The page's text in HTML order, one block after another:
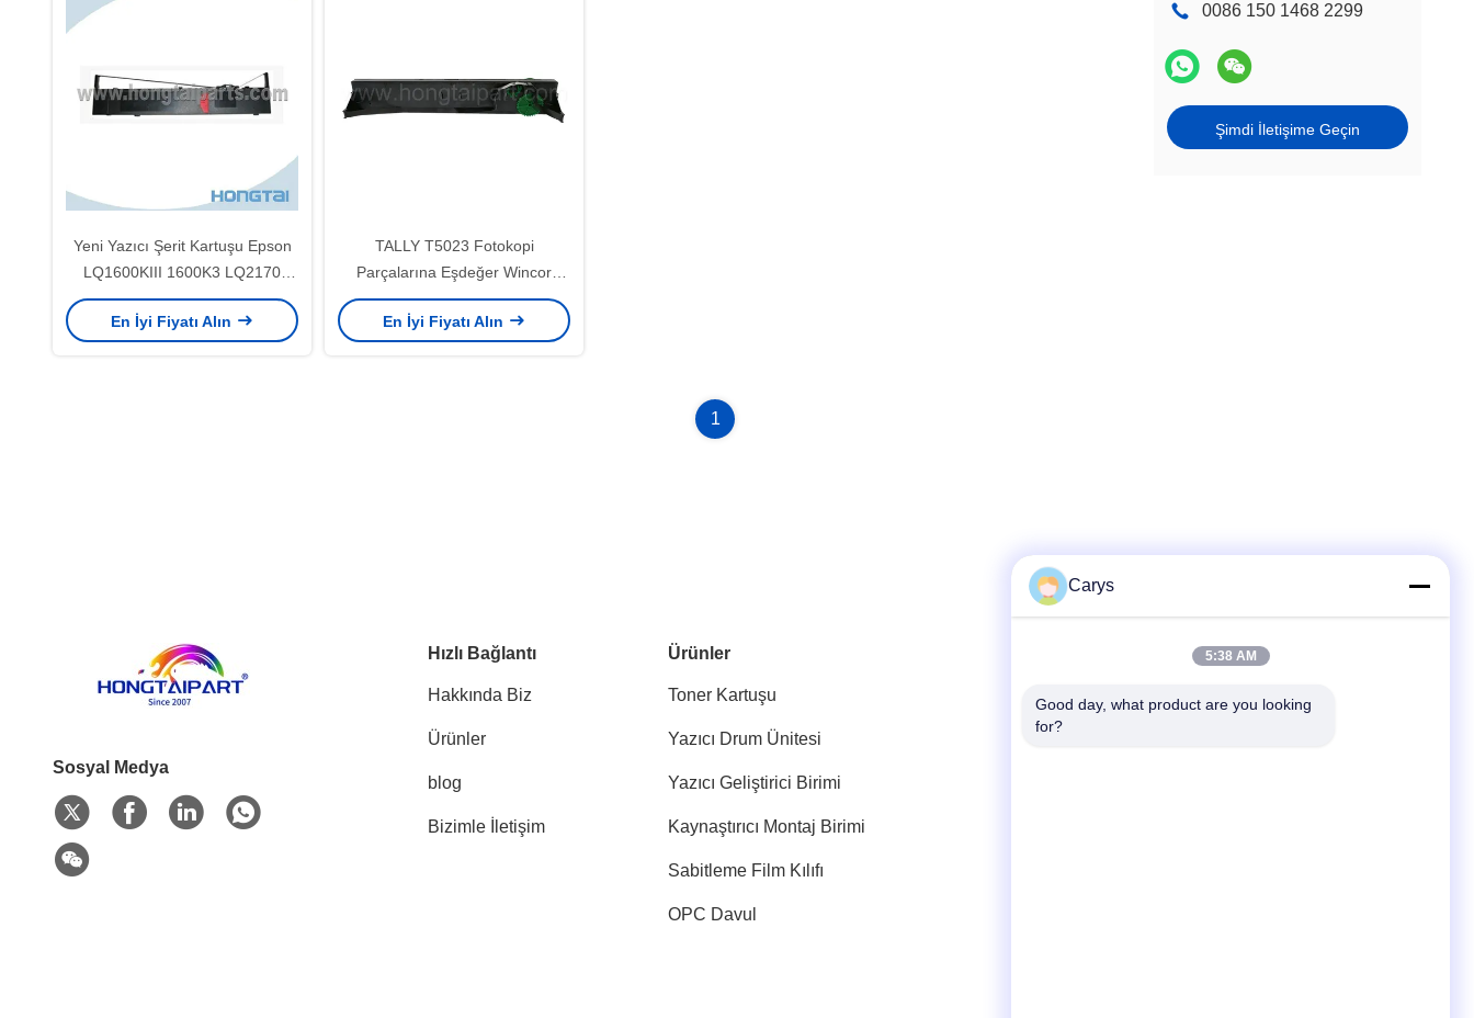
0086 150 1468 2299
Şimdi İletişime Geçin
Yeni Yazıcı Şerit Kartuşu Epson
LQ1600KIII 1600K3 LQ2170
LQ2080 LQ2070
En İyi Fiyatı Alın
TALLY T5023 Fotokopi
Parçalarına Eşdeğer Wincor
R4915 İçin Uyumlu Yazıcı Şeridi
En İyi Fiyatı Alın
1
Sosyal Medya
Hızlı Bağlantı
Hakkında Biz
Ürünler
blog
Bizimle İletişim
Ürünler
Toner Kartuşu
Yazıcı Drum Ünitesi
Yazıcı Geliştirici Birimi
Kaynaştırıcı Montaj Birimi
Sabitleme Film Kılıfı
OPC Davul
tel
Carys
5:38 AM
Good day, what product are you looking
for?